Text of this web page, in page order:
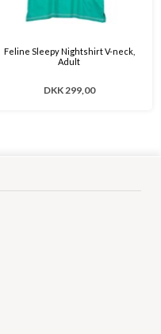
Feline Sleepy Nightshirt V-neck,
Adult
DKK 299,00